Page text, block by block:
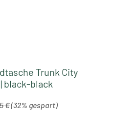
Trunk City
black-black
€(32% gespart)